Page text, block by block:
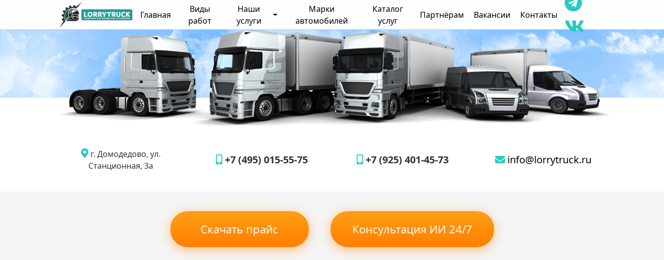
Главная
Виды
работ
Наши
услуги
Марки
автомобилей
Каталог
услуг
Партнёрам Вакансии Контакты
г. Домодедово, ул.
Станционная, 3а
+7 (495) 015-55-75 +7 (925) 401-45-73 info@lorrytruck.ru
Скачать прайс Консультация ИИ 24/7